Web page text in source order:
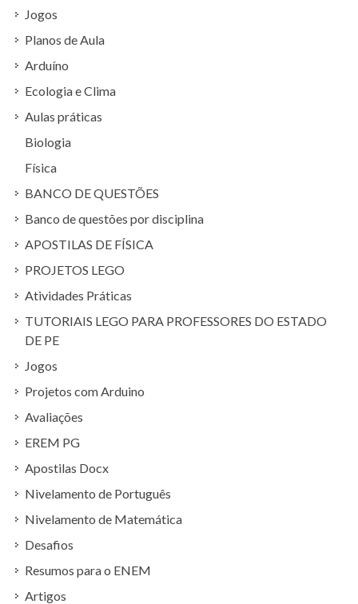
Jogos
Planos de Aula
Arduíno
Ecologia e Clima
Aulas práticas
Biologia
Física
BANCO DE QUESTÕES
Banco de questões por disciplina
APOSTILAS DE FÍSICA
PROJETOS LEGO
Atividades Práticas
TUTORIAIS LEGO PARA PROFESSORES DO ESTADO
DE PE
Jogos
Projetos com Arduino
Avaliações
EREM PG
Apostilas Docx
Nivelamento de Português
Nivelamento de Matemática
Desafios
Resumos para o ENEM
Artigos